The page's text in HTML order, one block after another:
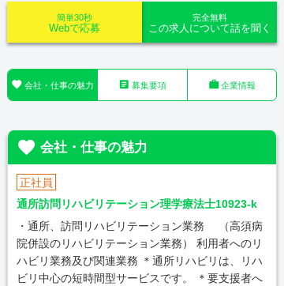
完全無料
この求人について話を聞く
簡単30秒
Webで応募
 会社・仕事の魅力  募集要項 企業情報
 会社・仕事の魅力
正社員
通所訪問リハビリテーション理学療法士10923-k
・通所、訪問リハビリテーション業務 （高須病
院併設のリハビリテーション業務） 利用者へのリ
ハビリ業務及び関連業務 ＊通所リハビリは、リハ
ビリ中心の短時間型サービスです。 ＊要支援者へ